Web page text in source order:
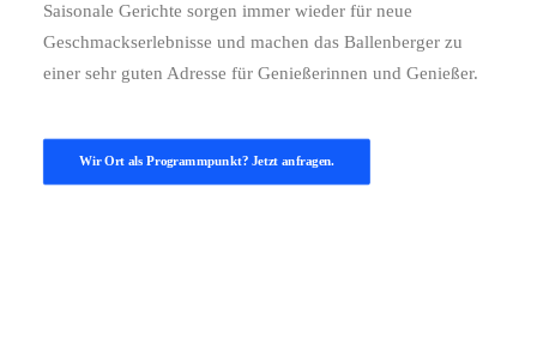
Saisonale Gerichte sorgen immer wieder für neue
Geschmackserlebnisse und machen das Ballenberger zu
einer sehr guten Adresse für Genießerinnen und Genießer.
Wir Ort als Programmpunkt? Jetzt anfragen.